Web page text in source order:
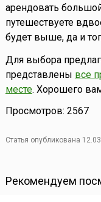
арендовать
путешествуете
будет выше, да и
Для выбора
представлены все
месте. Хорошего
Просмотров: 2567
Статья опубликована
Рекомендуем